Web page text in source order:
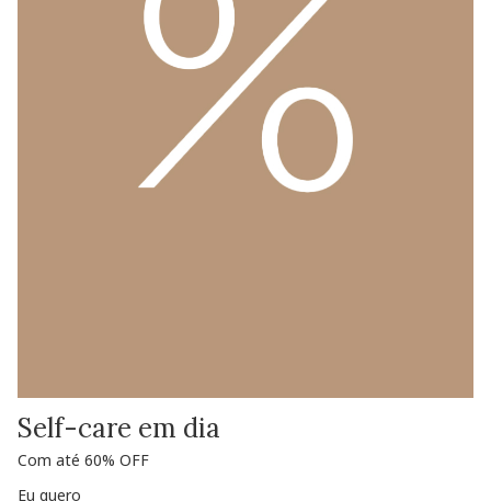
Self-care em dia
Com até 60% OFF
Eu quero